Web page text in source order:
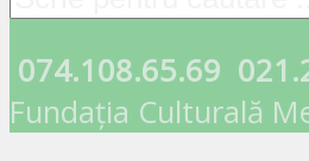
074.108.65.69
Fundația Culturală